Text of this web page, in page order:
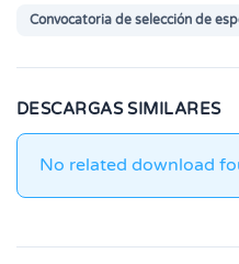
Convocatoria de selección de
DESCARGAS SIMILARES
No related download